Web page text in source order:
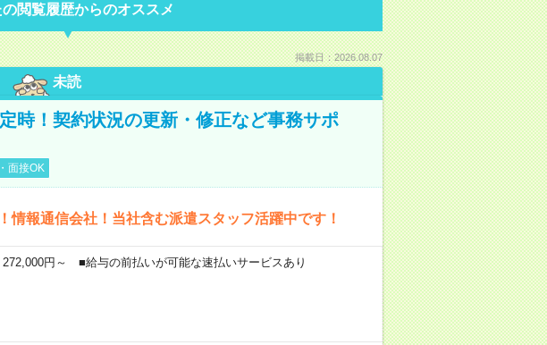
閲覧履歴からのオススメ
掲載日：2026.08.07
未読
時！契約状況の更新・修正など事務サポ
面接OK
情報通信会社！当社含む派遣スタッフ活躍中です！
円～ ■給与の前払いが可能な速払いサービスあり